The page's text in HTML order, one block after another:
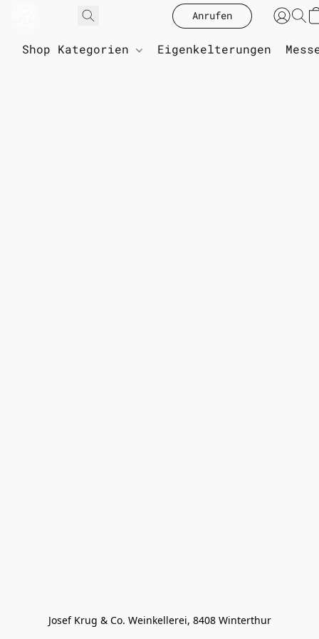
Anrufen
Shop Kategorien Eigenkelterungen
Josef Krug & Co. Weinkellerei, 8408 Winterthur